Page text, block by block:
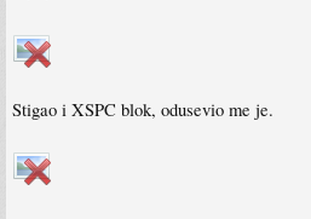
Stigao i XSPC blok, odusevio me je.